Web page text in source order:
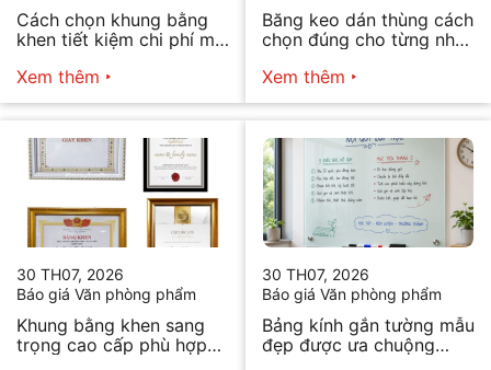
Cách chọn khung bằng
khen tiết kiệm chi phí mà
Xem thêm
Băng keo dán thùng cách
chọn đúng cho từng nhu
Xem thêm
30 TH07, 2026
Báo giá Văn phòng phẩm
Khung bằng khen sang
trọng cao cấp phù hợp
30 TH07, 2026
Báo giá Văn phòng phẩm
Bảng kính gắn tường mẫu
đẹp được ưa chuộng